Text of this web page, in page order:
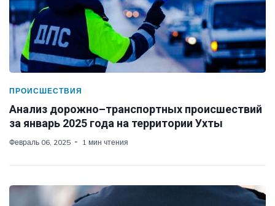
ПРОИСШЕСТВИЯ
Анализ дорожно–транспортных происшествий
за январь 2025 года на территории Ухты
Февраль 06, 2025 1 мин чтения